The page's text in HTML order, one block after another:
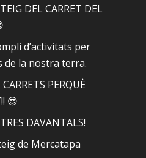
DEL CARRET DEL
d’activitats per
de la nostra terra.
PERQUÈ
😎
DAVANTALS!
de Mercatapa